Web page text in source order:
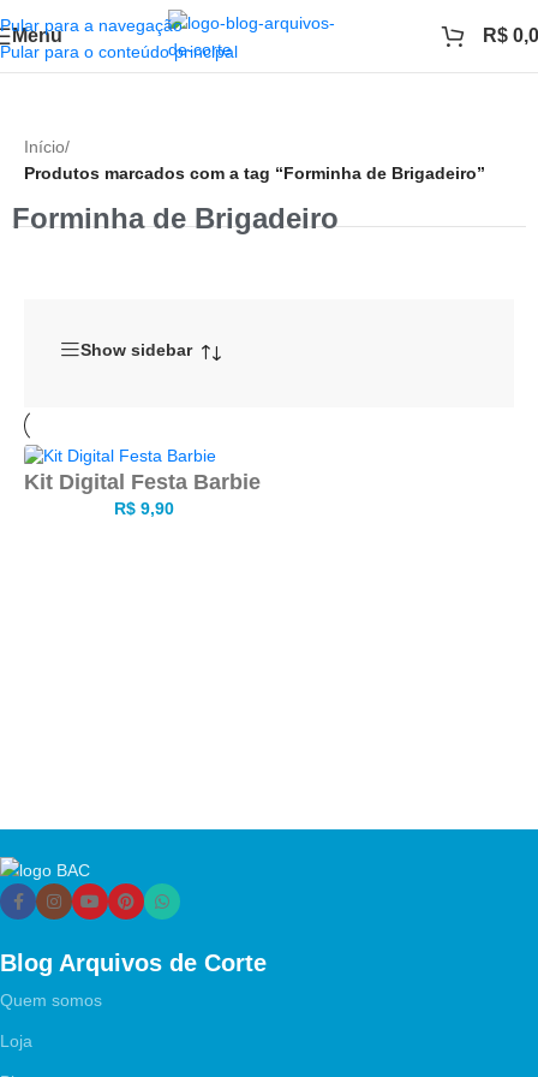
Pular para a navegação
Pular para o conteúdo principal
Menu R$
Início/
Produtos marcados com a tag “Forminha de Brigadeiro”
Forminha de Brigadeiro
Show sidebar
Kit Digital Festa Barbie
R$9,90
Blog Arquivos de Corte
Quem somos
Loja